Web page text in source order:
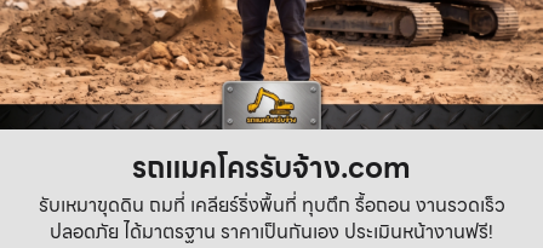
รถแมคโครรับจ้าง.com
รับเหมาขุดดิน ถมที่ เคลียร์ริ่งพื้นที่ ทุบตึก รื้อถอน งานรวดเร็ว
ปลอดภัย ได้มาตรฐาน ราคาเป็นกันเอง ประเมินหน้างานฟรี!